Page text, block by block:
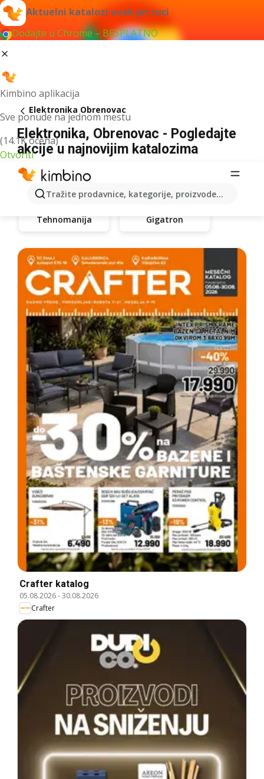
Aktuelni katalozi uvek pri ruci
Dodajte u Chrome – BESPLATNO
Kimbino aplikacija
Sve ponude na jednom mestu
(14.1K ocena)
Otvoriti
Tražite prodavnice, kategorije, proizvode...
Elektronika Obrenovac
Elektronika, Obrenovac - Pogledajte
akcije u najnovijim katalozima
Tehnomanija Gigatron
Crafter katalog
05.08.2026-30.08.2026
Crafter